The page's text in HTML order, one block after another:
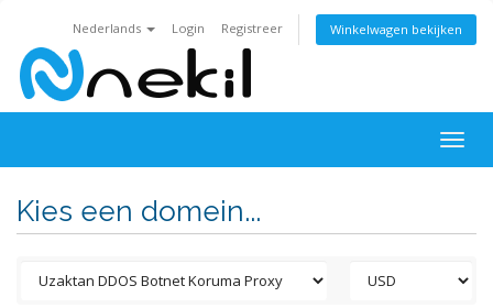
Nederlands Login Registreer Winkelwagen bekijken
Kies een domein...